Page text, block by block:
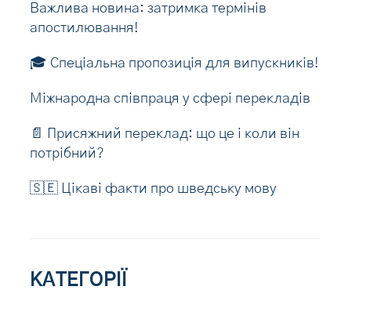
Важлива новина: затримка термінів
апостилювання!
🎓 Спеціальна пропозиція для випускників!
Міжнародна співпраця у сфері перекладів
📄 Присяжний переклад: що це і коли він
потрібний?
🇸🇪 Цікаві факти про шведську мову
КАТЕГОРІЇ